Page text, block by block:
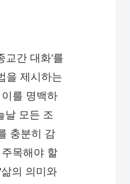
교간 대화'를
을 제시하는
를 명백하
날 모든 조
충분히 감
목해야 할
의 의미와